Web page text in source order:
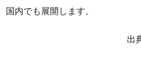
国内でも展開します。
出